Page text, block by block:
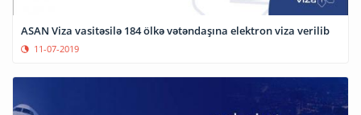
ASAN Viza vasitəsilə 184 ölkə vətəndaşına elektron viza verilib
11-07-2019